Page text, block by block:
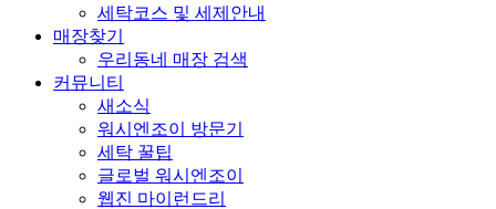
세탁코스 및 세제안내
매장찾기
우리동네 매장 검색
커뮤니티
새소식
워시엔조이 방문기
세탁 꿀팁
글로벌 워시엔조이
웹진 마이런드리